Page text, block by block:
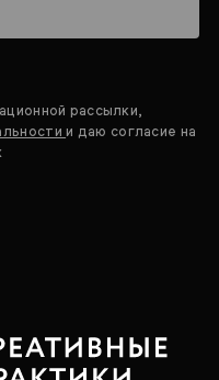
рассылки,
и даю согласие на